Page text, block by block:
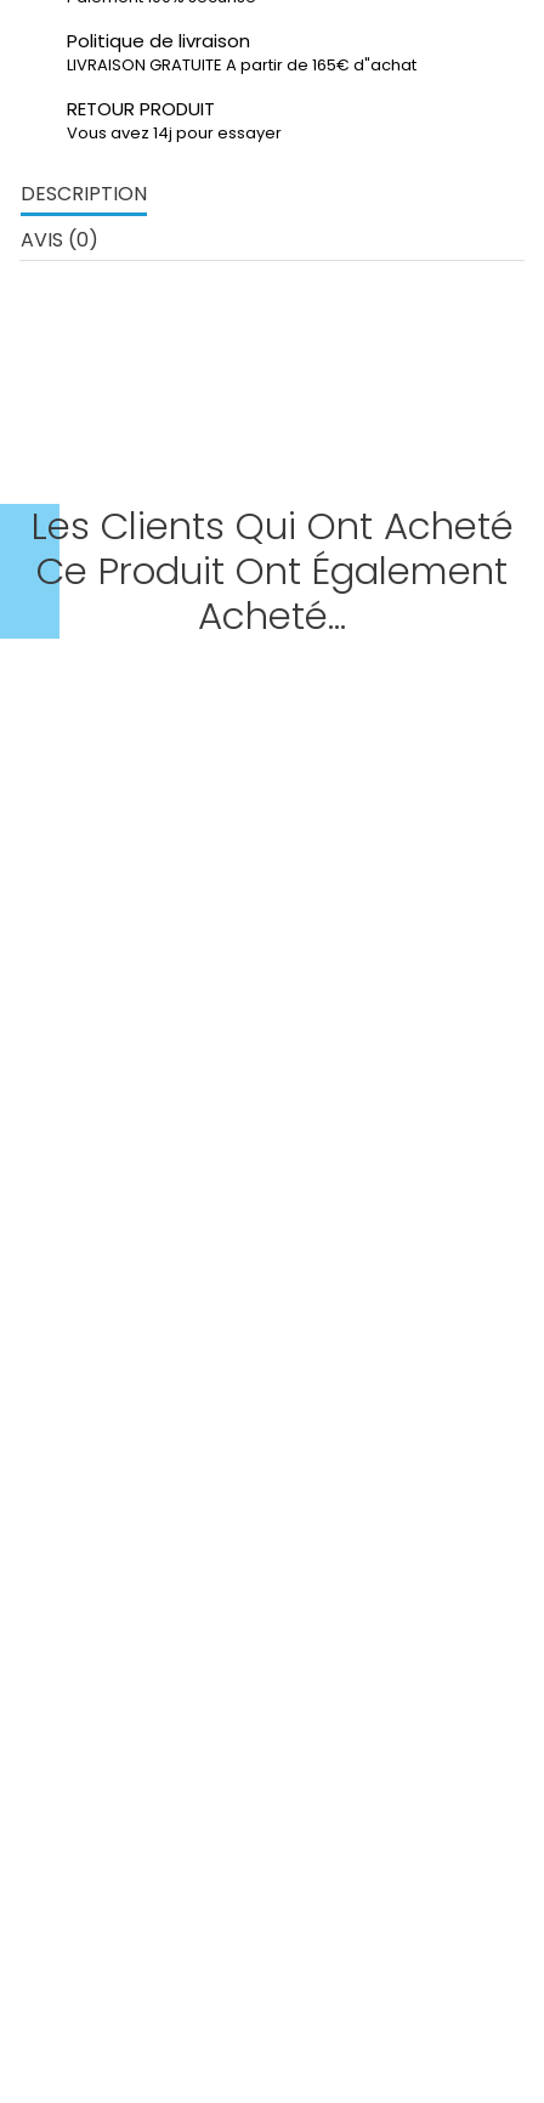
Politique de livraison
LIVRAISON GRATUITE A partir de 165€ d"achat
RETOUR PRODUIT
Vous avez 14j pour essayer
DESCRIPTION
AVIS (0)
Les Clients Qui Ont Acheté
Ce Produit Ont Également
Acheté...